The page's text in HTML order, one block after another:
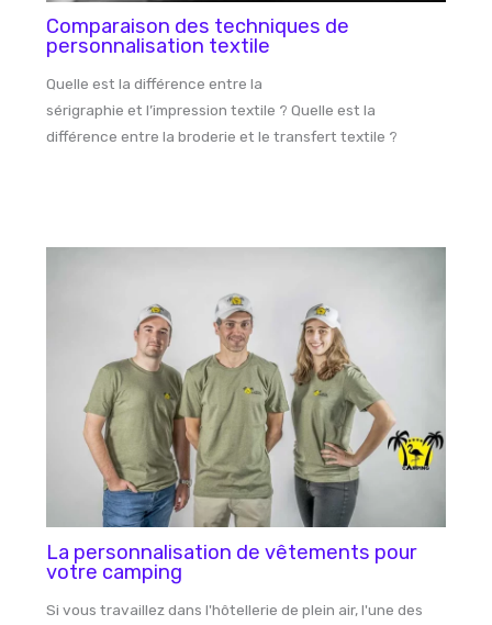
Comparaison des techniques de
personnalisation textile
Quelle est la différence entre la
sérigraphie et l’impression textile ? Quelle est la
différence entre la broderie et le transfert textile ?
La personnalisation de vêtements pour
votre camping
Si vous travaillez dans l'hôtellerie de plein air, l'une des